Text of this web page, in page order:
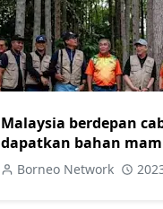
Malaysia berdepan
dapatkan bahan
industri perkayuan
Borneo Network